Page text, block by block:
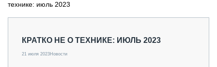
СПЕЦПРОЕКТЫ
О ПРОЕКТЕ
технике: июль 2023
КРАТКО НЕ О ТЕХНИКЕ: ИЮЛЬ 2023
21 июля 2023Новости